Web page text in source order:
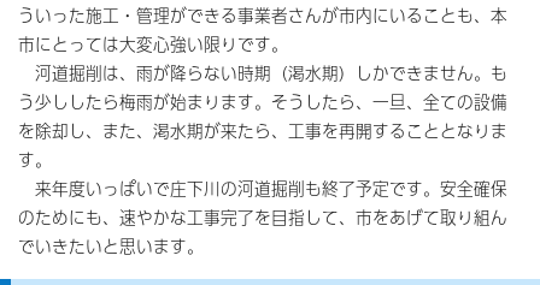
ういった施工・管理ができる事業者さんが市内にいることも、本
市にとっては大変心強い限りです。
河道掘削は、雨が降らない時期（渇水期）しかできません。も
う少ししたら梅雨が始まります。そうしたら、一旦、全ての設備
を除却し、また、渇水期が来たら、工事を再開することとなりま
す。
来年度いっぱいで庄下川の河道掘削も終了予定です。安全確保
のためにも、速やかな工事完了を目指して、市をあげて取り組ん
でいきたいと思います。